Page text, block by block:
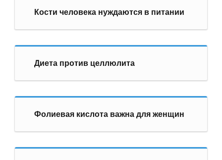
Кости человека нуждаются в питании
Диета против целлюлита
Фолиевая кислота важна для женщин